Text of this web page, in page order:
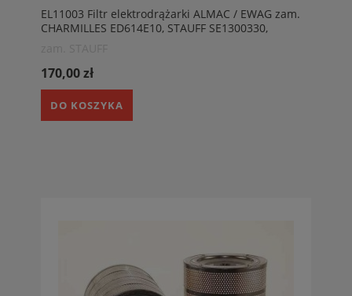
EL11003 Filtr elektrodrążarki ALMAC / EWAG zam.
CHARMILLES ED614E10, STAUFF SE1300330,
170,00 zł
DO KOSZYKA